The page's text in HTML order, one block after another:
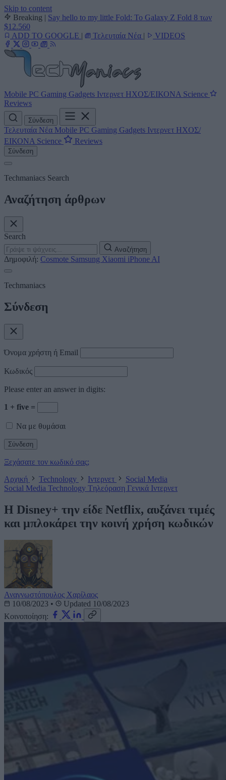
Skip to content
Breaking | Say hello to my little Fold: Το Galaxy Z Fold 8 των
$12.560
ADD TO GOOGLE | Τελευταία Νέα | VIDEOS
Mobile PC Gaming Gadgets Ιντερνετ ΗΧΟΣ/ΕΙΚΟΝΑ Science
Reviews
Σύνδεση
Τελευταία Νέα Mobile PC Gaming Gadgets Ιντερνετ ΗΧΟΣ/
ΕΙΚΟΝΑ Science Reviews
Σύνδεση
Techmaniacs Search
Αναζήτηση άρθρων
Search
Αναζήτηση
Δημοφιλή: Cosmote Samsung Xiaomi iPhone AI
Techmaniacs
Σύνδεση
Όνομα χρήστη ή Email
Κωδικός
Please enter an answer in digits:
1 + five =
Να με θυμάσαι
Ξεχάσατε τον κωδικό σας;
Αρχική
Technology Ιντερνετ
Social Media
Social Media Technology Tηλεόραση Γενικά Ιντερνετ
Η Disney+ την είδε Netflix, αυξάνει τιμές
και μπλοκάρει την κοινή χρήση κωδικών
Αναγνωστόπουλος Χαρίλαος
10/08/2023 •
Updated 10/08/2023
Κοινοποίηση: